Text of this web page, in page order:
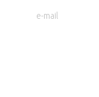
e-mail